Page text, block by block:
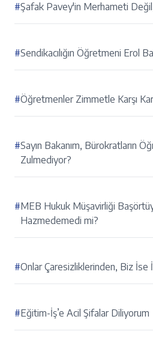
#Şafak Pavey'in Merhameti Değil,
#Sendikacılığın Öğretmeni Erol
#Öğretmenler Zimmetle Karşı
#Sayın Bakanım, Bürokratların
Zulmediyor?
#MEB Hukuk Müşavirliği
Hazmedemedi mi?
#Onlar Çaresizliklerinden, Biz İse
#Eğitim-İş’e Acil Şifalar Diliyorum